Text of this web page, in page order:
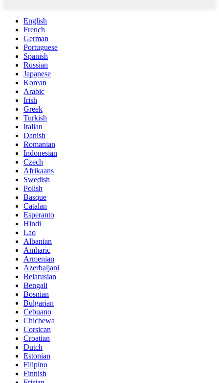
English
French
German
Portuguese
Spanish
Russian
Japanese
Korean
Arabic
Irish
Greek
Turkish
Italian
Danish
Romanian
Indonesian
Czech
Afrikaans
Swedish
Polish
Basque
Catalan
Esperanto
Hindi
Lao
Albanian
Amharic
Armenian
Azerbaijani
Belarusian
Bengali
Bosnian
Bulgarian
Cebuano
Chichewa
Corsican
Croatian
Dutch
Estonian
Filipino
Finnish